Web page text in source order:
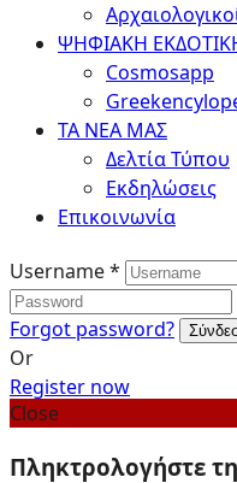
ΨΗΦΙΑΚΗ
Cosmosapp
ΤΑ ΝΕΑ ΜΑΣ
Δελτία Τύπου
Εκδηλώσεις
Επικοινωνία
Username *
Forgot password?
Or
Register now
Close
Πληκτρολογήστε